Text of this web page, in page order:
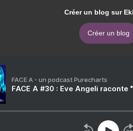
Créer un blog sur
Créer un blog
FACE A - un podcast Purecharts
FACE A #30 : Eve Angeli raconte